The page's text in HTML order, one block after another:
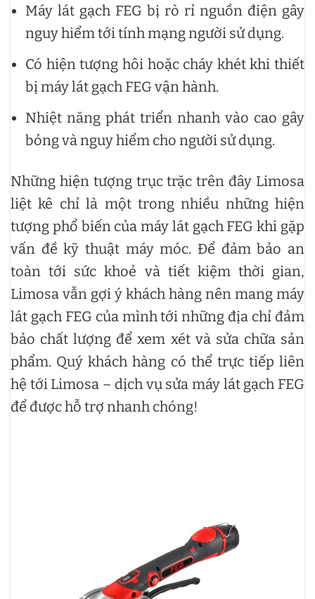
Máy lát gạch FEG bị rò rỉ nguồn điện gây
nguy hiểm tới tính mạng người sử dụng.
Có hiện tượng hôi hoặc cháy khét khi thiết
bị máy lát gạch FEG vận hành.
Nhiệt năng phát triển nhanh vào cao gây
bỏng và nguy hiểm cho người sử dụng.
Những hiện tượng trục trặc trên đây Limosa
liệt kê chỉ là một trong nhiều những hiện
tượng phổ biến của máy lát gạch FEG khi gặp
vấn đề kỹ thuật máy móc. Để đảm bảo an
toàn tới sức khoẻ và tiết kiệm thời gian,
Limosa vẫn gợi ý khách hàng nên mang máy
lát gạch FEG của mình tới những địa chỉ đảm
bảo chất lượng để xem xét và sửa chữa sản
phẩm. Quý khách hàng có thể trực tiếp liên
hệ tới Limosa – dịch vụ sửa máy lát gạch FEG
để được hỗ trợ nhanh chóng!